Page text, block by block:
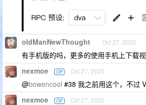
oldManNewThought Oct 27, 2025
有手机版的吗，更多的使用手机上下载
nexmoe OP Oct 27, 2025
@bowencool #38 我之前用这个，不过
nexmoe OP Oct 27, 2025